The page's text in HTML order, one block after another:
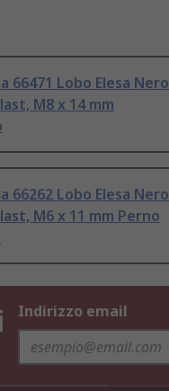
66471 Lobo Elesa Nero
M8 x 14 mm
66262 Lobo Elesa Nero
M6 x 11 mm Perno
Indirizzo email